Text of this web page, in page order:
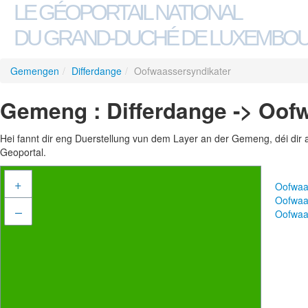
LE GÉOPORTAIL NATIONAL
DU GRAND-DUCHÉ DE
Gemengen / Differdange / Oofwaassersyndikater
Gemeng : Differdange ->
Hei fannt dir eng Duerstellung vun dem Layer an der Gemeng, déi
Geoportal.
+
–